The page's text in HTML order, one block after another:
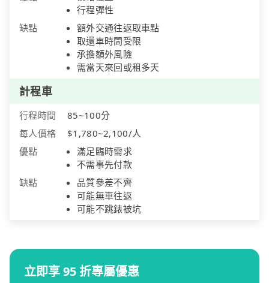
行程彈性
缺點
額外交通往返取車點
取還車時間受限
承擔額外風險
需當天來回或租多天
計程車
行程時間
85~100分
每人價格
$1,780~2,100/人
優點
滿足臨時需求
不需事先付款
缺點
品質參差不齊
可能無車往返
可能不跳錶被坑
立即享 95 折專屬優惠